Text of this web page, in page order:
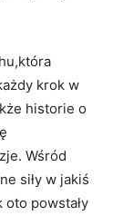
krok w
historie o
Wśród
siły w jakiś
oto powstały